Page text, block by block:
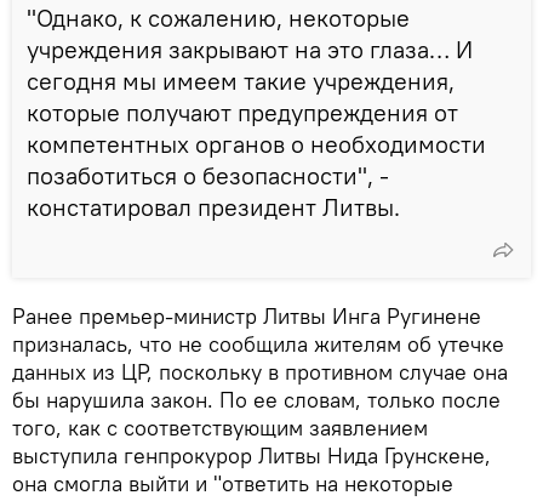
"Однако, к сожалению, некоторые
учреждения закрывают на это глаза… И
сегодня мы имеем такие учреждения,
которые получают предупреждения от
компетентных органов о необходимости
позаботиться о безопасности", -
констатировал президент Литвы.
Ранее премьер-министр Литвы Инга Ругинене
призналась, что не сообщила жителям об утечке
данных из ЦР, поскольку в противном случае она
бы нарушила закон. По ее словам, только после
того, как с соответствующим заявлением
выступила генпрокурор Литвы Нида Грунскене,
она смогла выйти и "ответить на некоторые